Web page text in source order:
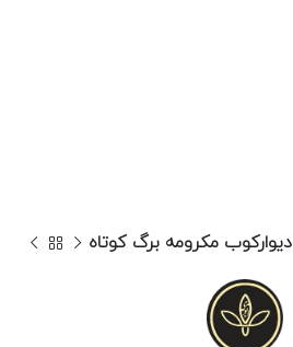
دیوارکوب مکرومه برگ کوتاه